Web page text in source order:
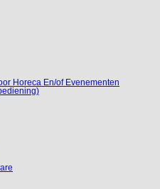
Horeca En/of Evenementen